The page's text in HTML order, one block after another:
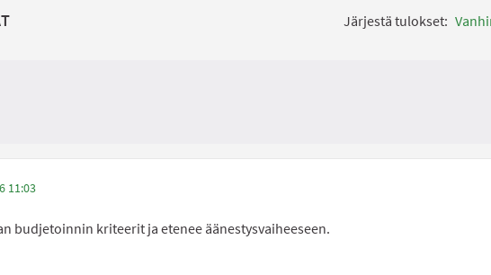
Järjestä tulokset:
11:03
budjetoinnin kriteerit ja etenee äänestysvaiheeseen.